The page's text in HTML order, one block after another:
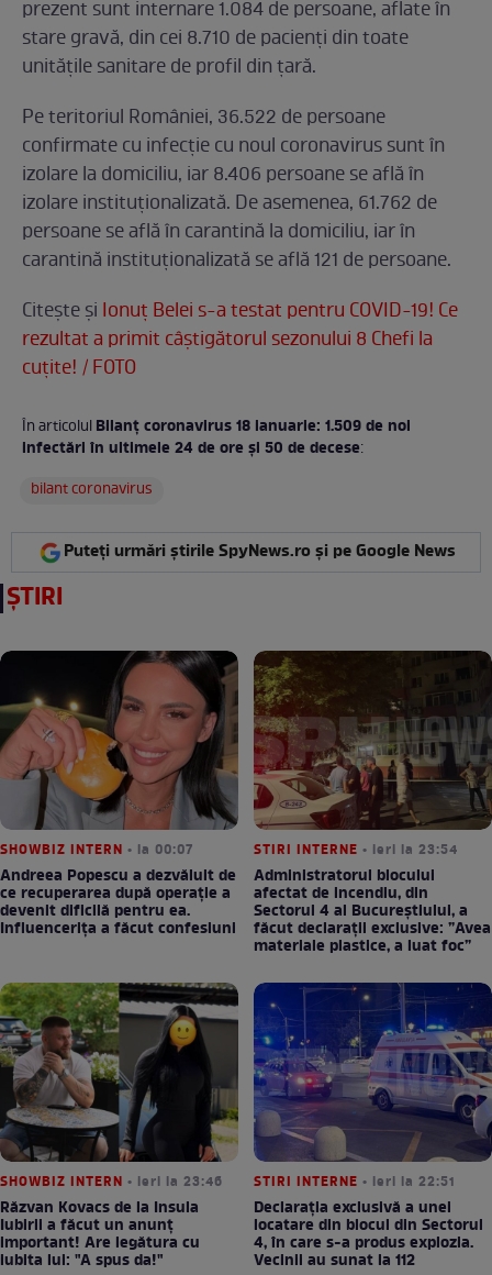
prezent sunt internare 1.084 de persoane, aflate în
stare gravă, din cei 8.710 de pacienți din toate
unitățile sanitare de profil din țară.
Pe teritoriul României, 36.522 de persoane
confirmate cu infecție cu noul coronavirus sunt în
izolare la domiciliu, iar 8.406 persoane se află în
izolare instituționalizată. De asemenea, 61.762 de
persoane se află în carantină la domiciliu, iar în
carantină instituționalizată se află 121 de persoane.
Citește și Ionuț Belei s-a testat pentru COVID-19! Ce
rezultat a primit câștigătorul sezonului 8 Chefi la
cuțite! / FOTO
În articolulBilanț coronavirus 18 ianuarie: 1.509 de noi
infectări în ultimele 24 de ore și 50 de decese:
bilant coronavirus
Puteți urmări știrile SpyNews.ro și pe Google News
ȘTIRI
SHOWBIZ INTERN • la 00:07
Andreea Popescu a dezvăluit de
ce recuperarea după operație a
devenit dificilă pentru ea.
Influencerița a făcut confesiuni
STIRI INTERNE • ieri la 23:54
Administratorul blocului
afectat de incendiu, din
Sectorul 4 al Bucureștiului, a
făcut declarații exclusive: ”Avea
materiale plastice, a luat foc”
SHOWBIZ INTERN • ieri la 23:46
Răzvan Kovacs de la Insula
Iubirii a făcut un anunț
important! Are legătura cu
iubita lui: "A spus da!"
STIRI INTERNE • ieri la 22:51
Declarația exclusivă a unei
locatare din blocul din Sectorul
4, în care s-a produs explozia.
Vecinii au sunat la 112